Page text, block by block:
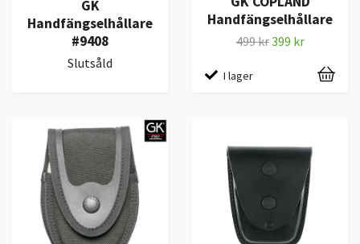
GK
Handfängselhållare
#9408
Slutsåld
Handfängselhållare
499 kr399 kr
I lager